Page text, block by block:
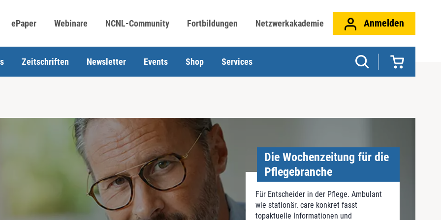
ePaper Webinare NCNL-Community Fortbildungen Netzwerkakademie Anmelden
Zeitschriften Newsletter Events Shop Services
Die Wochenzeitung für die
Pflegebranche
Für Entscheider in der Pflege. Ambulant
wie stationär. care konkret fasst
topaktuelle Informationen und